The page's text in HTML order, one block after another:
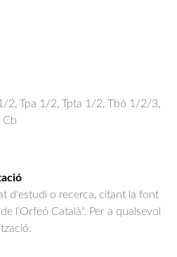
2, Tpa 1/2, Tpta 1/2, Tbó 1/2/3,
Cb
d'estudi o recerca, citant la font
l’Orfeó Català". Per a qualsevol